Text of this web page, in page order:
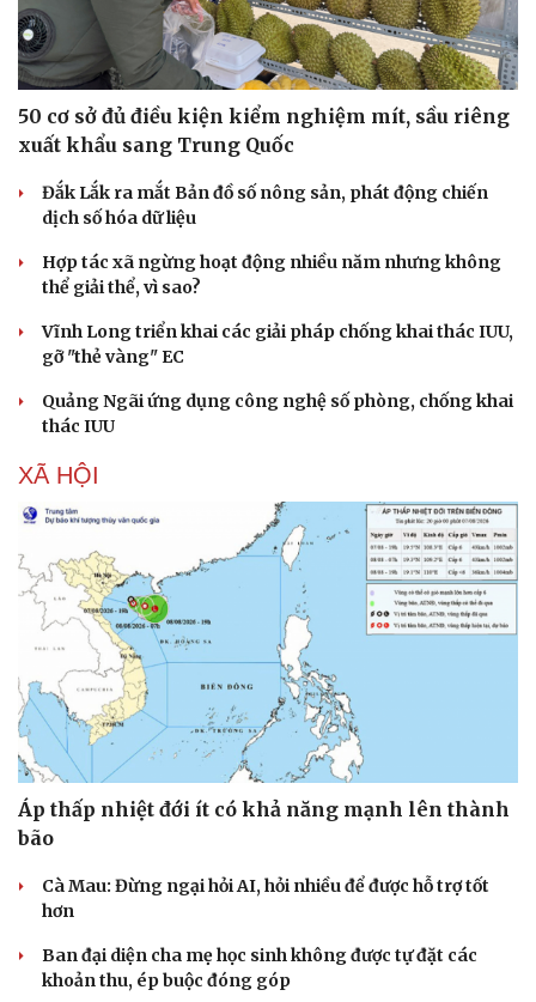
Du lịch
Tư vấn
Podcast
50 cơ sở đủ điều kiện kiểm nghiệm mít, sầu riêng
xuất khẩu sang Trung Quốc
Đắk Lắk ra mắt Bản đồ số nông sản, phát động chiến
dịch số hóa dữ liệu
Hợp tác xã ngừng hoạt động nhiều năm nhưng không
thể giải thể, vì sao?
Vĩnh Long triển khai các giải pháp chống khai thác IUU,
gỡ "thẻ vàng" EC
Quảng Ngãi ứng dụng công nghệ số phòng, chống khai
thác IUU
XÃ HỘI
Áp thấp nhiệt đới ít có khả năng mạnh lên thành
bão
Cà Mau: Đừng ngại hỏi AI, hỏi nhiều để được hỗ trợ tốt
hơn
Ban đại diện cha mẹ học sinh không được tự đặt các
khoản thu, ép buộc đóng góp